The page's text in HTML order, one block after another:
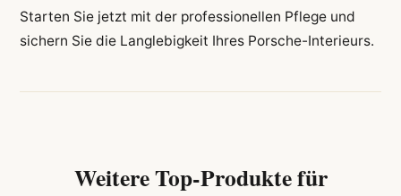
Starten Sie jetzt mit der professionellen Pflege und
sichern Sie die Langlebigkeit Ihres Porsche-Interieurs.
Weitere Top-Produkte für